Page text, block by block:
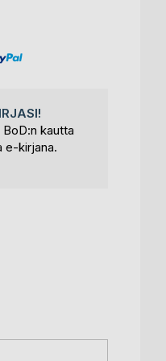
kautta
e-kirjana.